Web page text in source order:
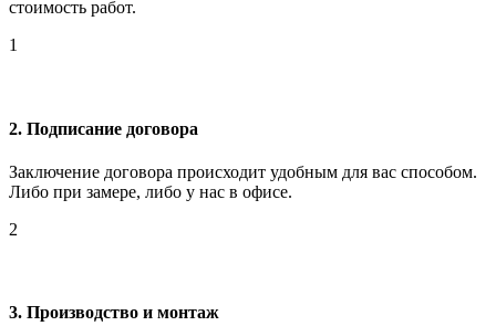
стоимость работ.
1
2. Подписание договора
Заключение договора происходит удобным для вас способом.
Либо при замере, либо у нас в офисе.
2
3. Производство и монтаж